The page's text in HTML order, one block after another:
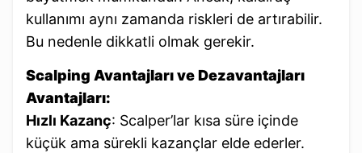
kullanımı aynı zamanda riskleri de artırabilir.
Bu nedenle dikkatli olmak gerekir.
Scalping Avantajları ve Dezavantajları
Avantajları:
Hızlı Kazanç: Scalper’lar kısa süre içinde
küçük ama sürekli kazançlar elde ederler.